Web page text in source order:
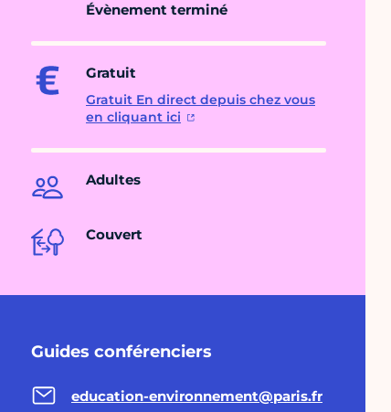
Évènement terminé
Gratuit
Gratuit En direct depuis chez vous
en cliquant ici
Adultes
Couvert
Guides conférenciers
education-environnement@paris.fr